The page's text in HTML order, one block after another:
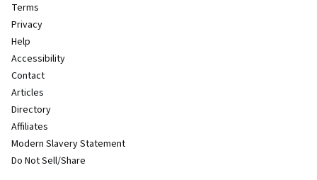
Terms
Privacy
Help
Accessibility
Contact
Articles
Directory
Affiliates
Modern Slavery Statement
Do Not Sell/Share